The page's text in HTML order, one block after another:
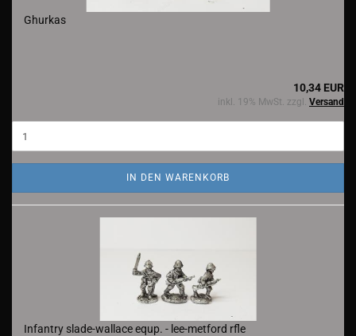
Ghurkas
10,34 EUR
inkl. 19% MwSt. zzgl. Versand
IN DEN WARENKORB
Infantry slade-wallace equp. - lee-metford rfle